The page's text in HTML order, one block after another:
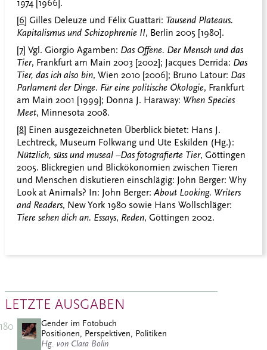
1974 [1966].
[6] Gilles Deleuze und Félix Guattari: Tausend Plateaus.
Kapitalismus und Schizophrenie II, Berlin 2005 [1980].
[7] Vgl. Giorgio Agamben: Das Offene. Der Mensch und das
Tier, Frankfurt am Main 2003 [2002]; Jacques Derrida: Das
Tier, das ich also bin, Wien 2010 [2006]; Bruno Latour: Das
Parlament der Dinge. Für eine politische Ökologie, Frankfurt
am Main 2001 [1999]; Donna J. Haraway: When Species
Meet, Minnesota 2008.
[8] Einen ausgezeichneten Überblick bietet: Hans J.
Lechtreck, Museum Folkwang und Ute Eskilden (Hg.):
Nützlich, süss und museal –Das fotografierte Tier, Göttingen
2005. Blickregien und Blickökonomien zwischen Tieren
und Menschen diskutieren einschlägig: John Berger: Why
Look at Animals? In: John Berger: About Looking. Writers
and Readers, New York 1980 sowie Hans Wollschläger:
Tiere sehen dich an. Essays, Reden, Göttingen 2002.
LETZTE AUSGABEN
180
Gender im Fotobuch
Positionen, Perspektiven, Politiken
Hg. von Clara Bolin